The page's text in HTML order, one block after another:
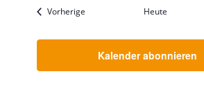
Vorherige VeranstaltungenHeute
Kalender abonnieren